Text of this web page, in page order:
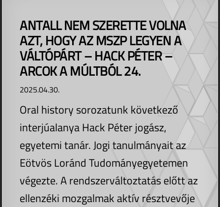
ANTALL NEM SZERETTE VOLNA
AZT, HOGY AZ MSZP LEGYEN A
VÁLTÓPÁRT – HACK PÉTER –
ARCOK A MÚLTBÓL 24.
2025.04.30.
Oral history sorozatunk következő
interjúalanya Hack Péter jogász,
egyetemi tanár. Jogi tanulmányait az
Eötvös Loránd Tudományegyetemen
végezte. A rendszerváltoztatás előtt az
ellenzéki mozgalmak aktív résztvevője